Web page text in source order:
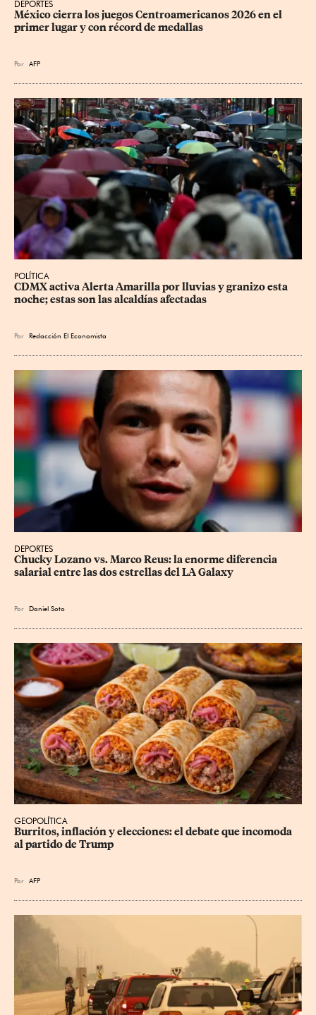
DEPORTES
México cierra los juegos Centroamericanos 2026 en el
primer lugar y con récord de medallas
Por AFP
POLÍTICA
CDMX activa Alerta Amarilla por lluvias y granizo esta
noche; estas son las alcaldías afectadas
Por Redacción El Economista
DEPORTES
Chucky Lozano vs. Marco Reus: la enorme diferencia
salarial entre las dos estrellas del LA Galaxy
Por Daniel Soto
GEOPOLÍTICA
Burritos, inflación y elecciones: el debate que incomoda
al partido de Trump
Por AFP